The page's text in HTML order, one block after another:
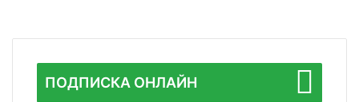
ПОДПИСКА ОНЛАЙН